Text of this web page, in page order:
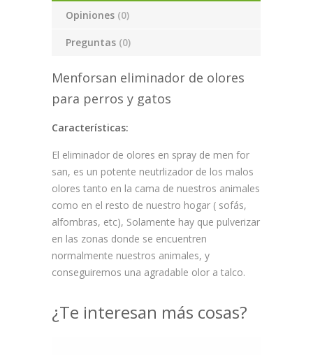
Opiniones (0)
Preguntas (0)
Menforsan eliminador de olores
para perros y gatos
Características:
El eliminador de olores en spray de men for
san, es un potente neutrlizador de los malos
olores tanto en la cama de nuestros animales
como en el resto de nuestro hogar ( sofás,
alfombras, etc), Solamente hay que pulverizar
en las zonas donde se encuentren
normalmente nuestros animales, y
conseguiremos una agradable olor a talco.
¿Te interesan más cosas?